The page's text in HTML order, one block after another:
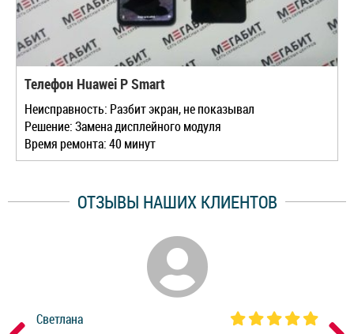
Телефон Huawei P Smart
Неисправность: Разбит экран, не показывал
Решение: Замена дисплейного модуля
Время ремонта: 40 минут
ОТЗЫВЫ НАШИХ КЛИЕНТОВ
Светлана